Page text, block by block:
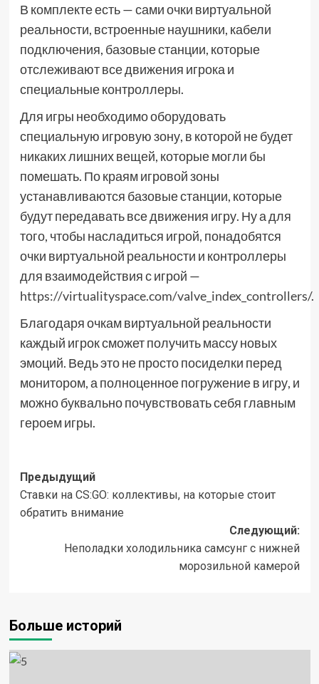
В комплекте есть — сами очки виртуальной
реальности, встроенные наушники, кабели
подключения, базовые станции, которые
отслеживают все движения игрока и
специальные контроллеры.
Для игры необходимо оборудовать
специальную игровую зону, в которой не будет
никаких лишних вещей, которые могли бы
помешать. По краям игровой зоны
устанавливаются базовые станции, которые
будут передавать все движения игру. Ну а для
того, чтобы насладиться игрой, понадобятся
очки виртуальной реальности и контроллеры
для взаимодействия с игрой —
https://virtualityspace.com/valve_index_controllers/.
Благодаря очкам виртуальной реальности
каждый игрок сможет получить массу новых
эмоций. Ведь это не просто посиделки перед
монитором, а полноценное погружение в игру, и
можно буквально почувствовать себя главным
героем игры.
Навигация
записи
Предыдущий
Ставки на CS:GO: коллективы, на которые стоит
обратить внимание
Следующий:
Неполадки холодильника самсунг с нижней
морозильной камерой
Больше историй